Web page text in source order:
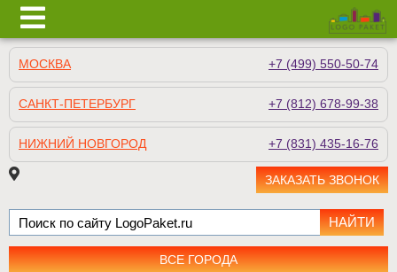
МОСКВА +7 (499) 550-50-74
САНКТ-ПЕТЕРБУРГ +7 (812) 678-99-38
НИЖНИЙ НОВГОРОД +7 (831) 435-16-76
ЗАКАЗАТЬ ЗВОНОК
ВСЕ ГОРОДА